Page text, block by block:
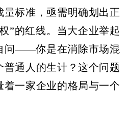
标准，亟需明确划出正
”的红线。当大企业举起
问——你是在消除市场混
通人的生计？这个问题
着一家企业的格局与一个